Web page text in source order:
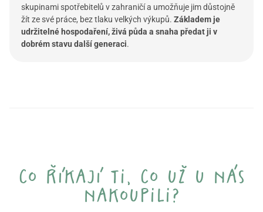
skupinami spotřebitelů v zahraničí a umožňuje jim důstojně
žít ze své práce, bez tlaku velkých výkupů. Základem je
udržitelné hospodaření, živá půda a snaha předat ji v
dobrém stavu další generaci.
co říkají ti, co už u nás
nakoupili?